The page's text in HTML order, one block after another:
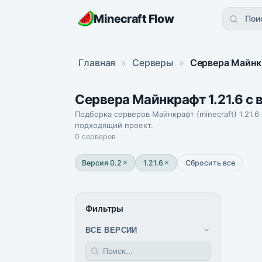
Minecraft Flow
Главная » Серверы » Сервера
Сервера Майнкрафт 1.21.6 с
Подборка серверов Майнкрафт (minecraft)
подходящий проект.
0 серверов
Версия 0.2 1.21.6 Сбросить все
Фильтры
ВСЕ ВЕРСИИ